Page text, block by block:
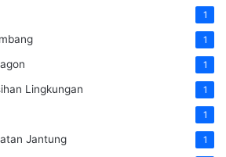
1
1
1
Lingkungan 1
1
Jantung 1